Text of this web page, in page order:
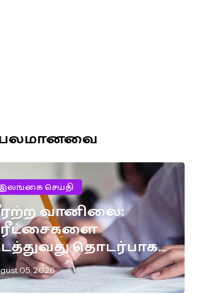
செய்தி
வானிலை:
தொடர்பாக
தீர்மானம்!
05, 2026